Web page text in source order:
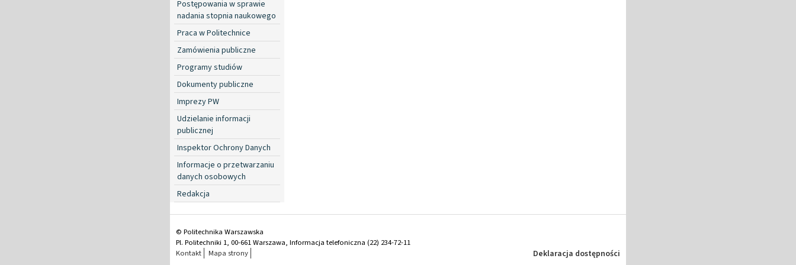
Postępowania w sprawie
nadania stopnia naukowego
Praca w Politechnice
Zamówienia publiczne
Programy studiów
Dokumenty publiczne
Imprezy PW
Udzielanie informacji
publicznej
Inspektor Ochrony Danych
Informacje o przetwarzaniu
danych osobowych
Redakcja
© Politechnika Warszawska
Pl. Politechniki 1, 00-661 Warszawa, Informacja telefoniczna (22) 234-72-11
Kontakt
Mapa strony Deklaracja dostępności